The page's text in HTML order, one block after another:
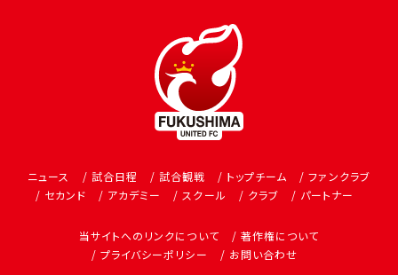
ニュース 試合日程 試合観戦 トップチーム
ファンクラブ
セカンド
アカデミー スクール クラブ パートナー
当サイトへのリンクについて
著作権について
プライバシーポリシー
お問い合わせ